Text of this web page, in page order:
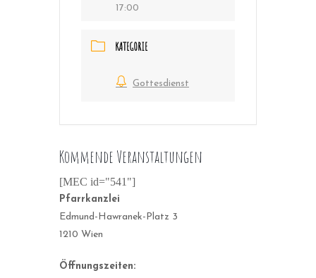
17:00
KATEGORIE
Gottesdienst
Kommende Veranstaltungen
[MEC id="541"]
Pfarrkanzlei
Edmund-Hawranek-Platz 3
1210 Wien
Öffnungszeiten: